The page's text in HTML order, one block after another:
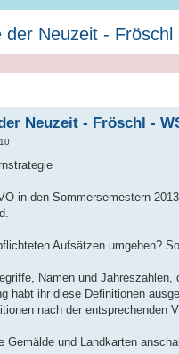
der Neuzeit - Fröschl
Neuzeit - Fröschl -
in den Sommersemestern
Aufsätzen umgehen?
Namen und
habt ihr diese Definitionen
nach der entsprechenden
Gemälde und Landkarten